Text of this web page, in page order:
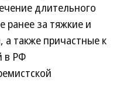
длительного
ранее за тяжкие и
а также причастные к
в РФ